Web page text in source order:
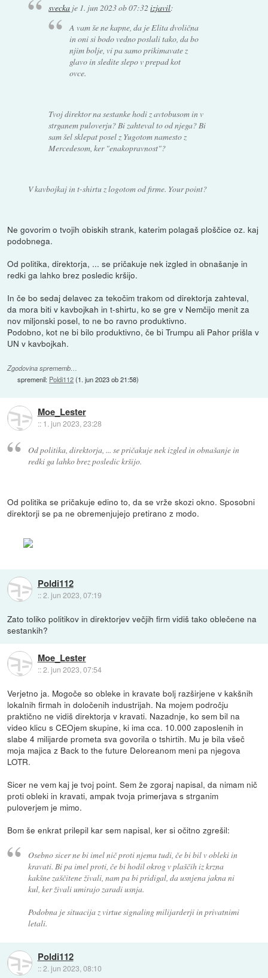
svecka je 1. jun 2023 ob 07:32izjavil:
A vam še ne kapne, da je Elita dvolična
in oni si bodo vedno poslali tako, da bo
njim bolje, vi pa samo prikimavate z
glavo in sledite slepo v prepad kot
ovce.
Tvoj direktor na sestanke hodi z avtobusom in v
strganem puloverju? Bi zahteval to od njega? Bi
sam šel sklepat posel z Yugotom namesto z
Mercedesom, ker "enakopravnost"?
V kavbojkaj in t-shirtu z logotom od firme. Your point?
Ne govorim o tvojih obiskih strank, katerim polagaš ploščice oz. kaj
podobnega.
Od politika, direktorja, ... se pričakuje nek izgled in obnašanje in
redki ga lahko brez posledic kršijo.
In če bo sedaj delavec za tekočim trakom od direktorja zahteval,
da mora biti v kavbojkah in t-shirtu, ko se gre v Nemčijo menit za
nov miljonski posel, to ne bo ravno produktivno.
Podobno, kot ne bi bilo produktivno, če bi Trumpu ali Pahor prišla v
UN v kavbojkah.
Zgodovina sprememb…
spremenil: Poldi112(1. jun 2023 ob 21:58)
Moe_Lester
:: 1. jun 2023, 23:28
Od politika, direktorja, ... se pričakuje nek izgled in obnašanje in
redki ga lahko brez posledic kršijo.
Od politika se pričakuje edino to, da se vrže skozi okno. Sposobni
direktorji se pa ne obremenjujejo pretirano z modo.
Poldi112
::2. jun 2023, 07:19
Zato toliko politikov in direktorjev večjih firm vidiš tako oblečene na
sestankih?
Moe_Lester
::2. jun 2023, 07:54
Verjetno ja. Mogoče so obleke in kravate bolj razširjene v kakšnih
lokalnih firmah in določenih industrijah. Na mojem področju
praktično ne vidiš direktorja v kravati. Nazadnje, ko sem bil na
video klicu s CEOjem skupine, ki ima cca. 10.000 zaposlenih in
slabe 4 milijarde prometa sva govorila o tshirtih. Mu je bila všeč
moja majica z Back to the future Deloreanom meni pa njegova
LOTR.
Sicer ne vem kaj je tvoj point. Sem že zgoraj napisal, da nimam nič
proti obleki in kravati, ampak tvoja primerjava s strganim
puloverjem je mimo.
Bom še enkrat prilepil kar sem napisal, ker si očitno zgrešil:
Osebno sicer ne bi imel nič proti njemu tudi, če bi bil v obleki in
kravati. Bi pa imel proti, če bi hodil okrog v plaščih iz krzna
kakšne zaščitene živali, nam pa bi pridigal, da usnjena jakna ni
kul, ker živali umirajo zaradi usnja.
Podobna je situacija z virtue signaling milijarderji in privatnimi
letali.
Poldi112
::2. jun 2023, 08:10